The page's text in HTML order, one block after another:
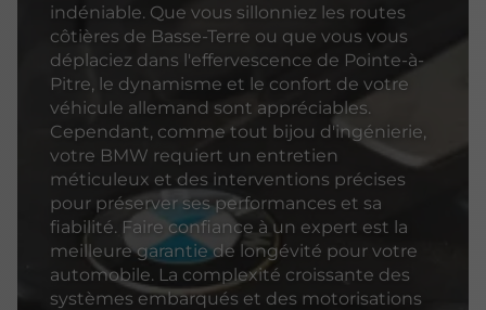
indéniable. Que vous sillonniez les routes
côtières de Basse-Terre ou que vous vous
déplaciez dans l'effervescence de Pointe-à-
Pitre, le dynamisme et le confort de votre
véhicule allemand sont appréciables.
Cependant, comme tout bijou d'ingénierie,
votre BMW requiert un entretien
méticuleux et des interventions précises
pour préserver ses performances et sa
fiabilité. Faire confiance à un expert est la
meilleure garantie de longévité pour votre
automobile. La complexité croissante des
systèmes embarqués et des motorisations